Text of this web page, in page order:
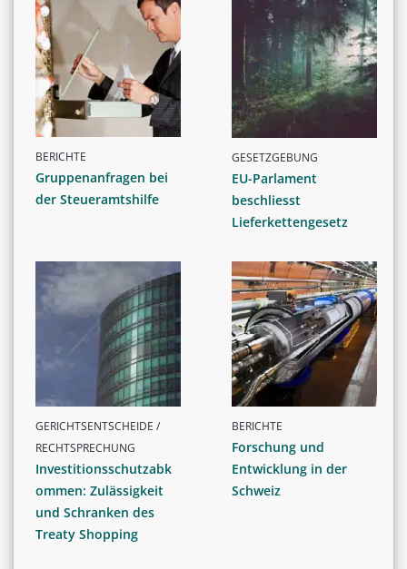
BERICHTE
Gruppenanfragen bei
der Steueramtshilfe
GESETZGEBUNG
EU-Parlament
beschliesst
Lieferkettengesetz
GERICHTSENTSCHEIDE /
RECHTSPRECHUNG
Investitionsschutzabk
ommen: Zulässigkeit
und Schranken des
Treaty Shopping
BERICHTE
Forschung und
Entwicklung in der
Schweiz